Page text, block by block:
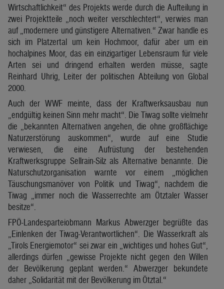
Wirtschaftlichkeit“ des Projekts werde durch die Aufteilung in
zwei Projektteile „noch weiter verschlechtert“, verwies man
auf „modernere und günstigere Alternativen.“ Zwar handle es
sich im Platzertal um kein Hochmoor, dafür aber um ein
hochalpines Moor, das ein einzigartiger Lebensraum für viele
Arten sei und dringend erhalten werden müsse, sagte
Reinhard Uhrig, Leiter der politischen Abteilung von Global
2000.
Auch der WWF meinte, dass der Kraftwerksausbau nun
„endgültig keinen Sinn mehr macht“. Die Tiwag sollte vielmehr
die „bekannten Alternativen angehen, die ohne großflächige
Naturzerstörung auskommen“, wurde auf eine Studie
verwiesen, die eine Aufrüstung der bestehenden
Kraftwerksgruppe Sellrain-Silz als Alternative benannte. Die
Naturschutzorganisation warnte vor einem „möglichen
Täuschungsmanöver von Politik und Tiwag“, nachdem die
Tiwag „immer noch die Wasserrechte am Ötztaler Wasser
besitze“.
FPÖ-Landesparteiobmann Markus Abwerzger begrüßte das
„Einlenken der Tiwag-Verantwortlichen“. Die Wasserkraft als
„Tirols Energiemotor“ sei zwar ein „wichtiges und hohes Gut“,
allerdings dürfen „gewisse Projekte nicht gegen den Willen
der Bevölkerung geplant werden.“ Abwerzger bekundete
daher „Solidarität mit der Bevölkerung im Ötztal.“